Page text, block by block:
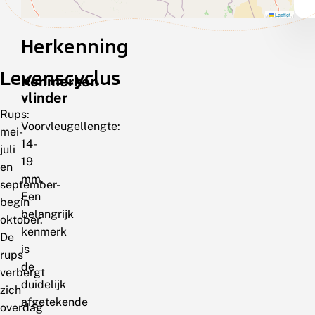
Leaflet
Levenscyclus
Rups:
mei-
juli
en
september-
begin
oktober.
De
rups
verbergt
zich
overdag
Herkenning
Kenmerken
vlinder
Voorvleugellengte:
14-
19
mm.
Een
belangrijk
kenmerk
is
de
duidelijk
afgetekende